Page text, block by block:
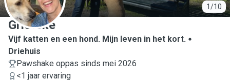
1/10
Grieteke
Vijf katten en een hond. Mijn leven in het kort.
Driehuis
Pawshake oppas sinds mei 2026
<1 jaar ervaring